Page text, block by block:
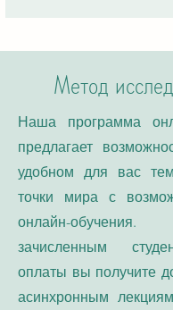
Метод
Наша программа
предлагает
удобном для вас
точки мира с
онлайн-
зачисленным
оплаты вы получите
асинхронным